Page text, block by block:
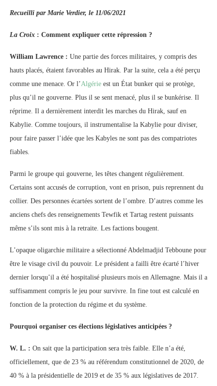
Recueilli par Marie Verdier, le 11/06/2021
La Croix : Comment expliquer cette répression ?
William Lawrence : Une partie des forces militaires, y compris des
hauts placés, étaient favorables au Hirak. Par la suite, cela a été perçu
comme une menace. Or l’Algérie est un État bunker qui se protège,
plus qu’il ne gouverne. Plus il se sent menacé, plus il se bunkérise. Il
réprime. Il a dernièrement interdit les marches du Hirak, sauf en
Kabylie. Comme toujours, il instrumentalise la Kabylie pour diviser,
pour faire passer l’idée que les Kabyles ne sont pas des compatriotes
fiables.
Parmi le groupe qui gouverne, les têtes changent régulièrement.
Certains sont accusés de corruption, vont en prison, puis reprennent du
collier. Des personnes écartées sortent de l’ombre. D’autres comme les
anciens chefs des renseignements Tewfik et Tartag restent puissants
même s’ils sont mis à la retraite. Les factions bougent.
L’opaque oligarchie militaire a sélectionné Abdelmadjid Tebboune pour
être le visage civil du pouvoir. Le président a failli être écarté l’hiver
dernier lorsqu’il a été hospitalisé plusieurs mois en Allemagne. Mais il a
suffisamment compris le jeu pour survivre. In fine tout est calculé en
fonction de la protection du régime et du système.
Pourquoi organiser ces élections législatives anticipées ?
W. L. : On sait que la participation sera très faible. Elle n’a été,
officiellement, que de 23 % au référendum constitutionnel de 2020, de
40 % à la présidentielle de 2019 et de 35 % aux législatives de 2017.